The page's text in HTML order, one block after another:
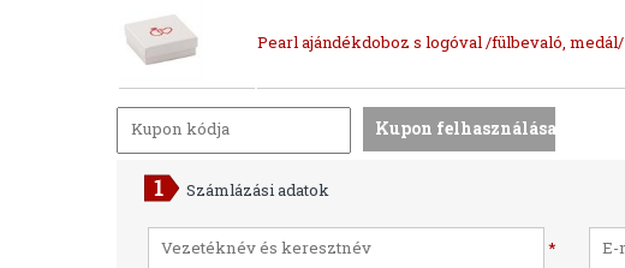
Pearl ajándékdoboz s logóval /fülbevaló, medál/
Számlázási adatok
*